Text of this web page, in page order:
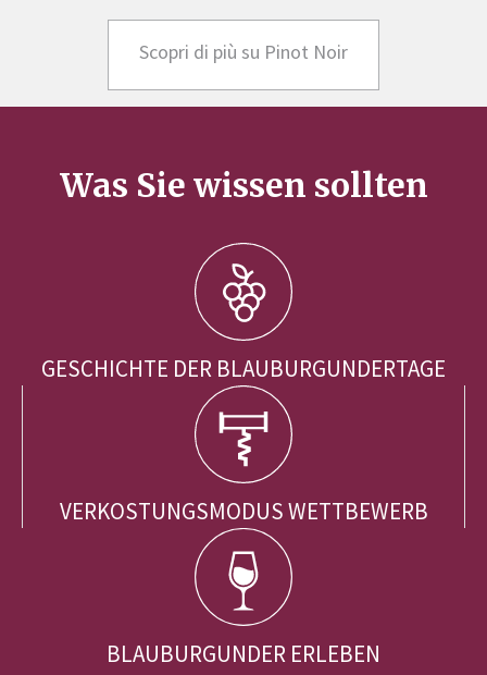
Scopri di più su Pinot Noir
Was Sie wissen sollten
GESCHICHTE DER BLAUBURGUNDERTAGE
VERKOSTUNGSMODUS WETTBEWERB
BLAUBURGUNDER ERLEBEN